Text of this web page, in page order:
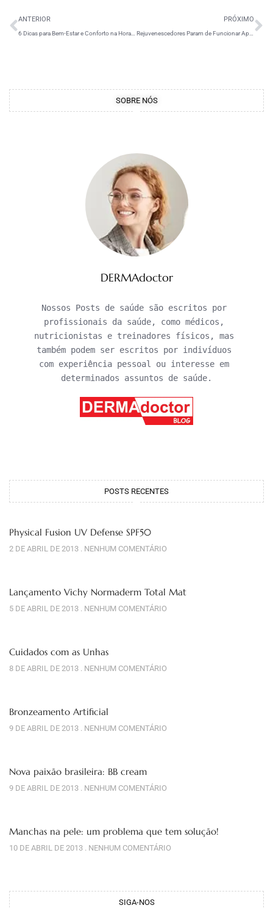
ANTERIOR PRÓXIMO
SOBRE NÓS
DERMAdoctor
Nossos Posts de saúde são escritos por
profissionais da saúde, como médicos,
nutricionistas e treinadores físicos, mas
também podem ser escritos por indivíduos
com experiência pessoal ou interesse em
determinados assuntos de saúde.
POSTS RECENTES
Physical Fusion UV Defense SPF50
2 DE ABRIL DE 2013 NENHUM COMENTÁRIO
Lançamento Vichy Normaderm Total Mat
5 DE ABRIL DE 2013 NENHUM COMENTÁRIO
Cuidados com as Unhas
8 DE ABRIL DE 2013 NENHUM COMENTÁRIO
Bronzeamento Artificial
9 DE ABRIL DE 2013 NENHUM COMENTÁRIO
Nova paixão brasileira: BB cream
9 DE ABRIL DE 2013 NENHUM COMENTÁRIO
Manchas na pele: um problema que tem solução!
10 DE ABRIL DE 2013 NENHUM COMENTÁRIO
SIGA-NOS